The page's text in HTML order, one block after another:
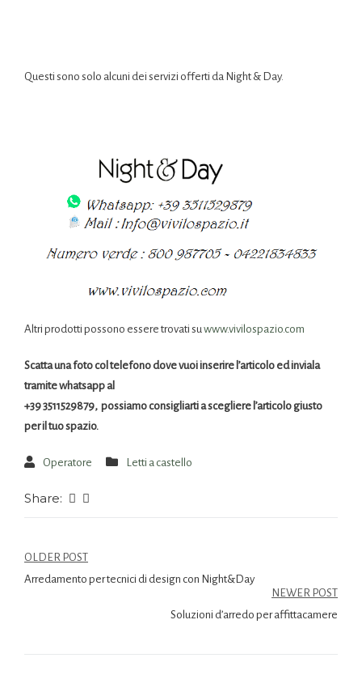
Questi sono solo alcuni dei servizi offerti da Night & Day.
Altri prodotti possono essere trovati su www.vivilospazio.com
Scatta una foto col telefono dove vuoi inserire l’articolo ed inviala
tramite whatsapp al
+39 3511529879, possiamo consigliarti a scegliere l’articolo giusto
per il tuo spazio.
Operatore Letti a castello
Share:
OLDER POST
Arredamento per tecnici di design con Night&Day
NEWER POST
Soluzioni d’arredo per affittacamere